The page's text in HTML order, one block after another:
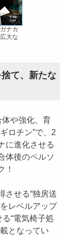
ナカ
大な
て、新たな
や強化、育
ロチン”で、2
に進化させる
体後のペルソ
！
させる“独房送
レベルアップ
“電気椅子処
となってい